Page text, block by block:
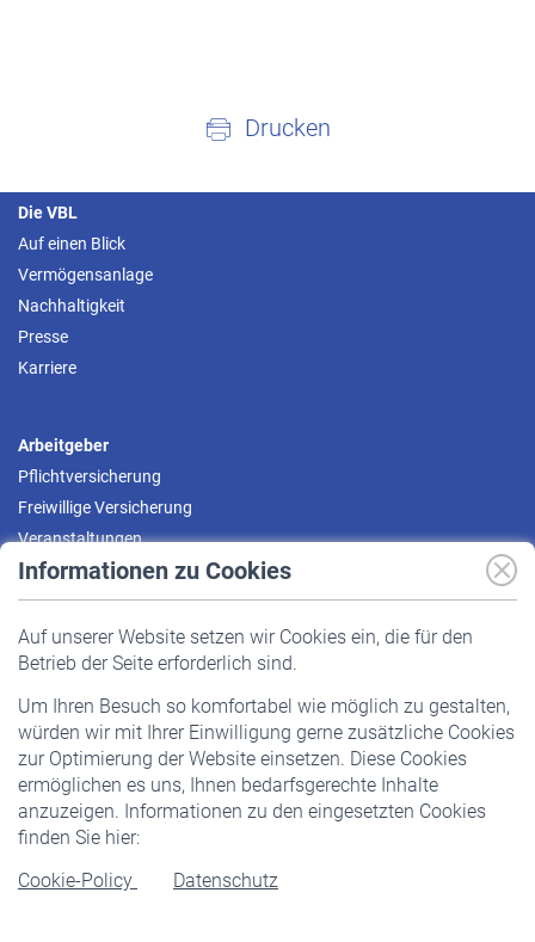
Informationen zu Cookies
Auf unserer Website setzen wir Cookies ein, die für den
Betrieb der Seite erforderlich sind.
Um Ihren Besuch so komfortabel wie möglich zu gestalten,
würden wir mit Ihrer Einwilligung gerne zusätzliche Cookies
zur Optimierung der Website einsetzen. Diese Cookies
ermöglichen es uns, Ihnen bedarfsgerechte Inhalte
anzuzeigen. Informationen zu den eingesetzten Cookies
finden Sie hier:
Cookie-Policy
Datenschutz
Drucken
Die VBL
Auf einen Blick
Vermögensanlage
Nachhaltigkeit
Presse
Karriere
Arbeitgeber
Pflichtversicherung
Freiwillige Versicherung
Veranstaltungen
Pflichtversicherung
Staatliche Förderung
Veranstaltungen
Rentner
Rentenbeginn
Rente beantragen